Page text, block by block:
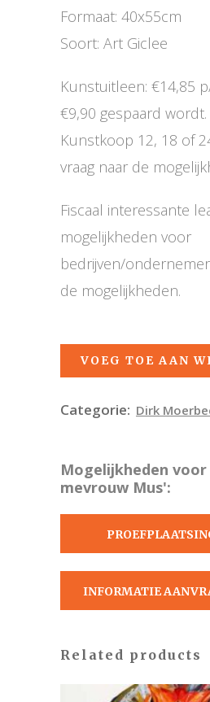
Formaat: 40x55cm
Soort: Art Giclee
Kunstuitleen: €14,85
€9,90 gespaard wordt.
Kunstkoop 12, 18 of
vraag naar de
Fiscaal interessante
mogelijkheden voor
bedrijven/
de mogelijkheden.
VOEG TOE AAN
Categorie: Dirk
Mogelijkheden
mevrouw Mus':
INFORMATIE
Related products